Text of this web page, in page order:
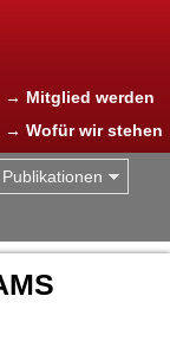
→ Mitglied werden
→ Wofür wir stehen
Publikationen